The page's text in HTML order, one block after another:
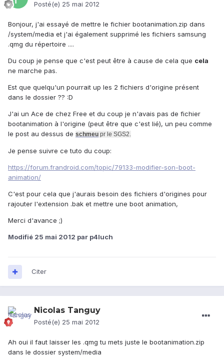
Posté(e) 25 mai 2012
Bonjour, j'ai essayé de mettre le fichier bootanimation.zip dans
/system/media et j'ai également supprimé les fichiers samsung
.qmg du répertoire ....
Du coup je pense que c'est peut être à cause de cela que cela
ne marche pas.
Est que quelqu'un pourrait up les 2 fichiers d'origine présent
dans le dossier ?? :D
J'ai un Ace de chez Free et du coup je n'avais pas de fichier
bootanimation à l'origine (peut être que c'est lié), un peu comme
le post au dessus de schmeu pr le SGS2.
Je pense suivre ce tuto du coup:
https://forum.frandroid.com/topic/79133-modifier-son-boot-
animation/
C'est pour cela que j'aurais besoin des fichiers d'origines pour
rajouter l'extension .bak et mettre une boot animation,
Merci d'avance ;)
Modifié 25 mai 2012 par p4luch
Citer
Nicolas Tanguy
Posté(e) 25 mai 2012
Ah oui il faut laisser les .qmg tu mets juste le bootanimation.zip
dans le dossier system/media